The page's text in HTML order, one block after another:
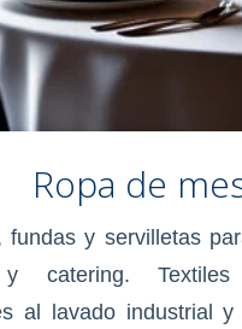
Ropa de
fundas y servilletas
catering. Textiles
al lavado industrial y